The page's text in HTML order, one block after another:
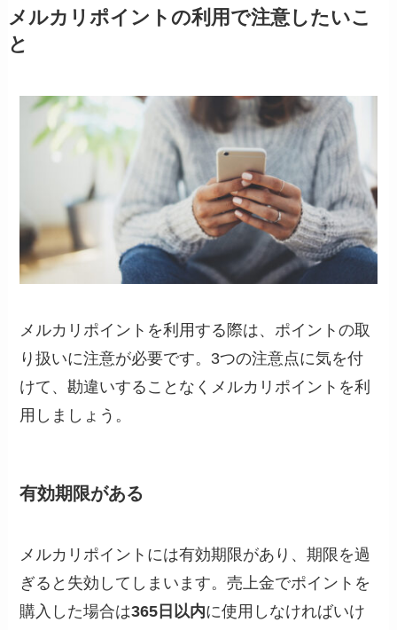
メルカリポイントの利用で注意したいこ
と
メルカリポイントを利用する際は、ポイントの取
り扱いに注意が必要です。3つの注意点に気を付
けて、勘違いすることなくメルカリポイントを利
用しましょう。
有効期限がある
メルカリポイントには有効期限があり、期限を過
ぎると失効してしまいます。売上金でポイントを
購入した場合は365日以内に使用しなければいけ